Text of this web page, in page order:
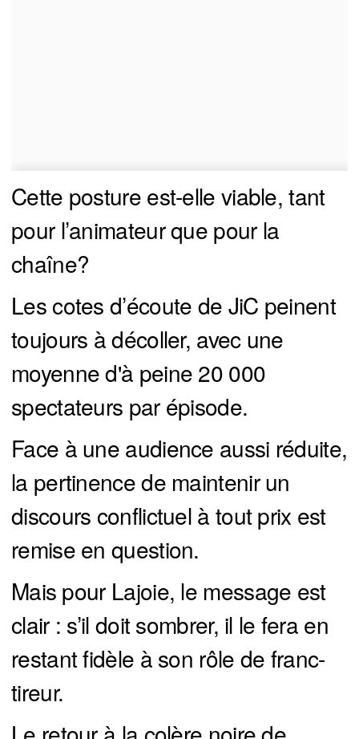
Cette posture est-elle viable, tant
pour l’animateur que pour la
chaîne?
Les cotes d’écoute de JiC peinent
toujours à décoller, avec une
moyenne d'à peine 20 000
spectateurs par épisode.
Face à une audience aussi réduite,
la pertinence de maintenir un
discours conflictuel à tout prix est
remise en question.
Mais pour Lajoie, le message est
clair : s’il doit sombrer, il le fera en
restant fidèle à son rôle de franc-
tireur.